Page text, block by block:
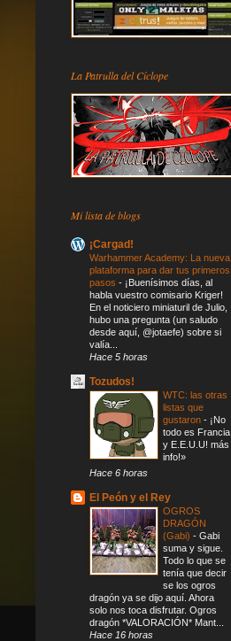
La Patrulla del Cíclope
Mi lista de blogs
¡Cargad!
Warhammer Academy: La nueva
plataforma para dar tus primeros
pasos - ¡Buenísimos días, al
habla vuestro comisario Kriger!
En el noticiero miniaturil de Julio,
hubo una pregunta (un saludo
desde aquí, @jotaefe) sobre si
valía...
Hace 5 horas
Tozudos!
WTC: las otras
listas que
gustaron - ¡No
todo es Francia
y E.E.U.U! más
info!»
Hace 6 horas
El Peón y el Rey
OGROS
DRAGÓN
(Gabi) - Gabi
suma y sigue.
Todo lo que se
tenía que decir
se los ogros
dragón ya se dijo aquí. Ahora
solo nos toca disfrutar. Ogros
dragón *VALORACIÓN* Mant...
Hace 16 horas